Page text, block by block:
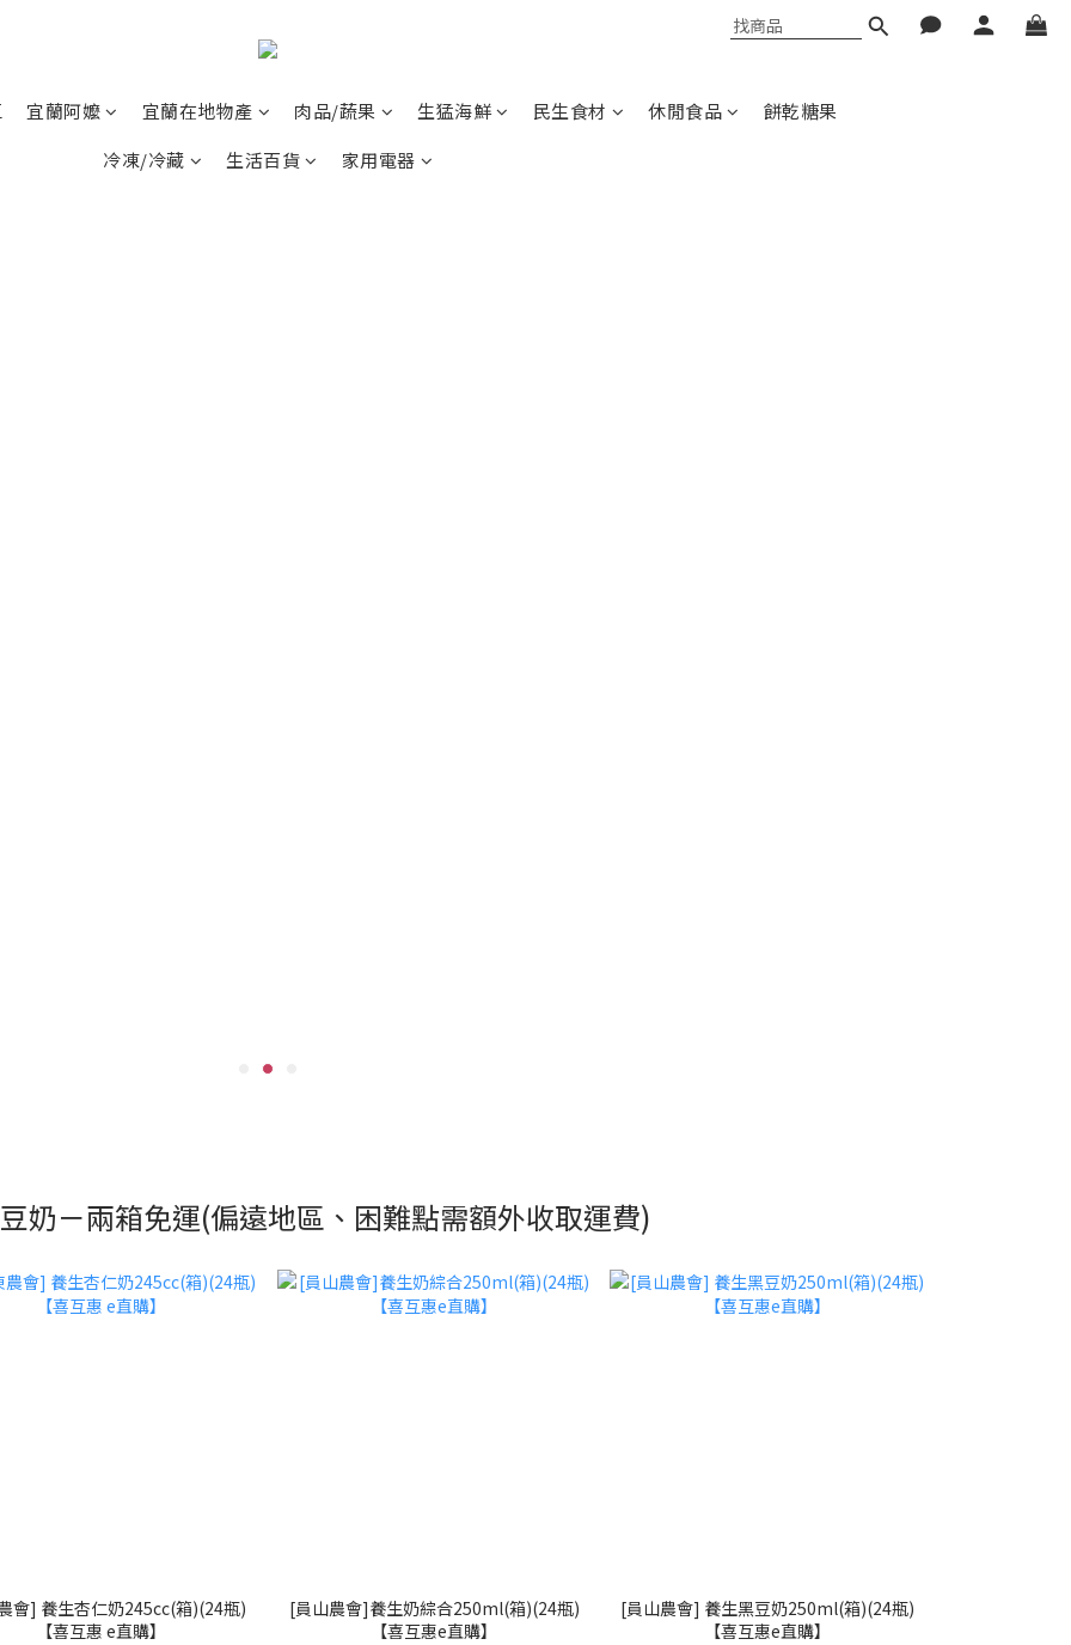
宜蘭阿嬤 宜蘭在地物產 肉品/蔬果 生猛海鮮 民生食材 休閒食品
餅乾糖果
冷凍/冷藏
生活百貨 家用電器
奶－兩箱免運(偏遠地區、困難點需額外收取運費)
會] 養生杏仁奶245cc(箱)(24瓶)
【喜互惠 e直購】
[員山農會]養生奶綜合250ml(箱)(24瓶)
【喜互惠e直購】
[員山農會] 養生黑豆奶250ml(箱)(24瓶)
【喜互惠e直購】